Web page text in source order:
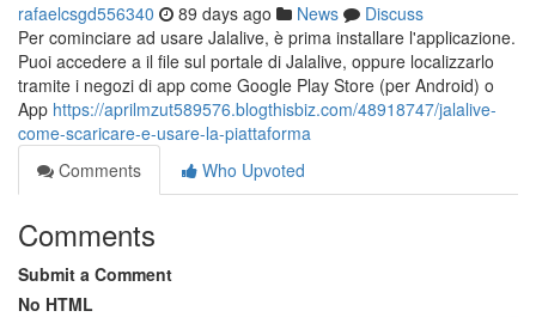
rafaelcsgd556340 89 days ago News
Discuss
Per cominciare ad usare Jalalive, è prima installare l'applicazione.
Puoi accedere a il file sul portale di Jalalive, oppure localizzarlo
tramite i negozi di app come Google Play Store (per Android) o
App https://aprilmzut589576.blogthisbiz.com/48918747/jalalive-
come-scaricare-e-usare-la-piattaforma
Comments
Who Upvoted
Comments
Submit a Comment
No HTML